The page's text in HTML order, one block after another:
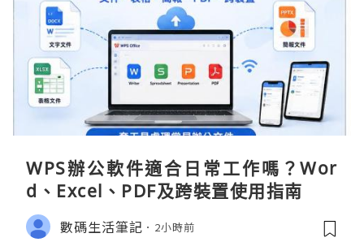
WPS辦公軟件適合日常工作嗎？Wor
d、Excel、PDF及跨裝置使用指南
數碼生活筆記 2小時前